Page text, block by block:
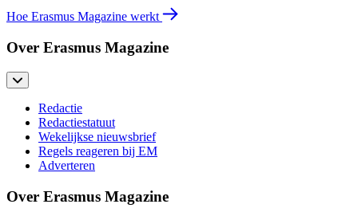
Hoe Erasmus Magazine werkt
Over Erasmus Magazine
Redactie
Redactiestatuut
Wekelijkse nieuwsbrief
Regels reageren bij EM
Adverteren
Over Erasmus Magazine